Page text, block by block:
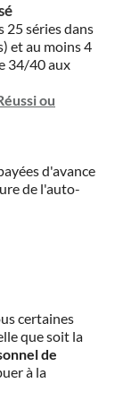
25 séries dans
et au moins 4
34/40 aux
ou
d'avance
de l'auto-
certaines
que soit la
de
à la